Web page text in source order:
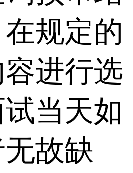
规定的
进行选
当天如
故缺